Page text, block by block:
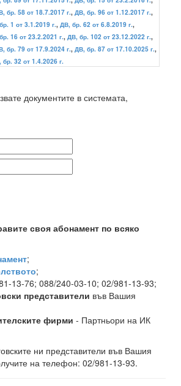
бр. 58 от 18.7.2017 г., ДВ, бр. 96 от 1.12.2017 г.,
1 от 3.1.2019 г., ДВ, бр. 62 от 6.8.2019 г.,
16 от 23.2.2021 г., ДВ, бр. 102 от 23.12.2022 г.,
бр. 79 от 17.9.2024 г., ДВ, бр. 87 от 17.10.2025 г.,
бр. 32 от 1.4.2026 г.
документите в системата,
своя абонамент по всяко
;
;
13-76; 088/240-03-10; 02/981-13-93;
представители във Вашия
фирми - Партньори на ИК
ни представители във Вашия
на телефон: 02/981-13-93.